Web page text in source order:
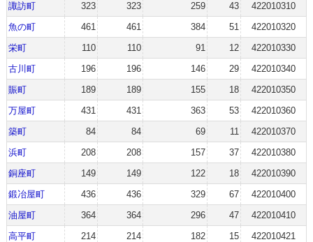
諏訪町
323 323 259 43
422010310
魚の町
461 461 384 51
422010320
栄町
110 110 91 12
422010330
古川町
196 196 146 29
422010340
賑町
189 189 155 18
422010350
万屋町
431 431 363 53
422010360
築町
84 84 69 11
422010370
浜町
208 208 157 37
422010380
銅座町
149 149 122 18
422010390
鍛冶屋町
436 436 329 67
422010400
油屋町
364 364 296 47
422010410
高平町
214 214 182 15
422010421